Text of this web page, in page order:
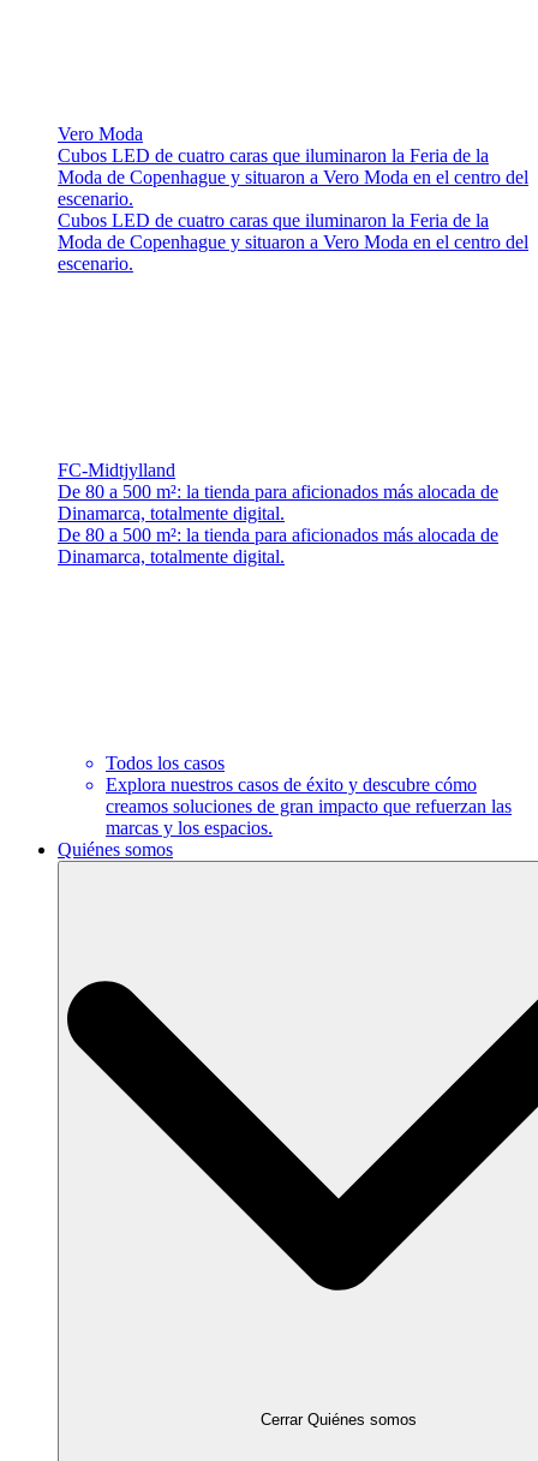
Vero Moda
Cubos LED de cuatro caras que iluminaron la Feria de la
Moda de Copenhague y situaron a Vero Moda en el centro del
escenario.
Cubos LED de cuatro caras que iluminaron la Feria de la
Moda de Copenhague y situaron a Vero Moda en el centro del
escenario.
FC-Midtjylland
De 80 a 500 m²: la tienda para aficionados más alocada de
Dinamarca, totalmente digital.
De 80 a 500 m²: la tienda para aficionados más alocada de
Dinamarca, totalmente digital.
Todos los casos
Explora nuestros casos de éxito y descubre cómo
creamos soluciones de gran impacto que refuerzan las
marcas y los espacios.
Quiénes somos
Cerrar Quiénes somos